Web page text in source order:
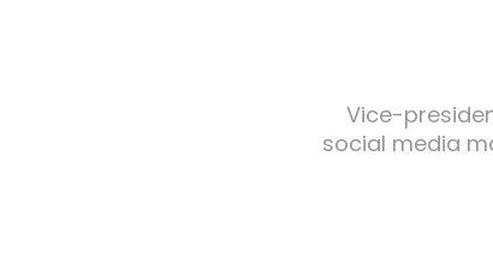
Vice-
social media